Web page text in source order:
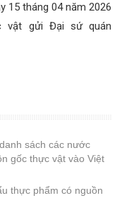
15 tháng 04 năm 2026
vật gửi Đại sứ quán
sách các nước
gốc thực vật vào Việt
thực phẩm có nguồn